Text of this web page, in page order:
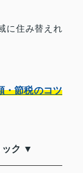
に住み替えれ
・節税のコツ
ック ▼